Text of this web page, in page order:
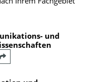
und